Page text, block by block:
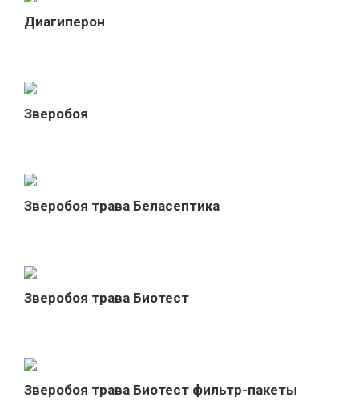
Диагиперон
Зверобоя
Зверобоя трава Беласептика
Зверобоя трава Биотест
Зверобоя трава Биотест фильтр-пакеты